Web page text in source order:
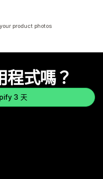
product photos
程式嗎？
3 天